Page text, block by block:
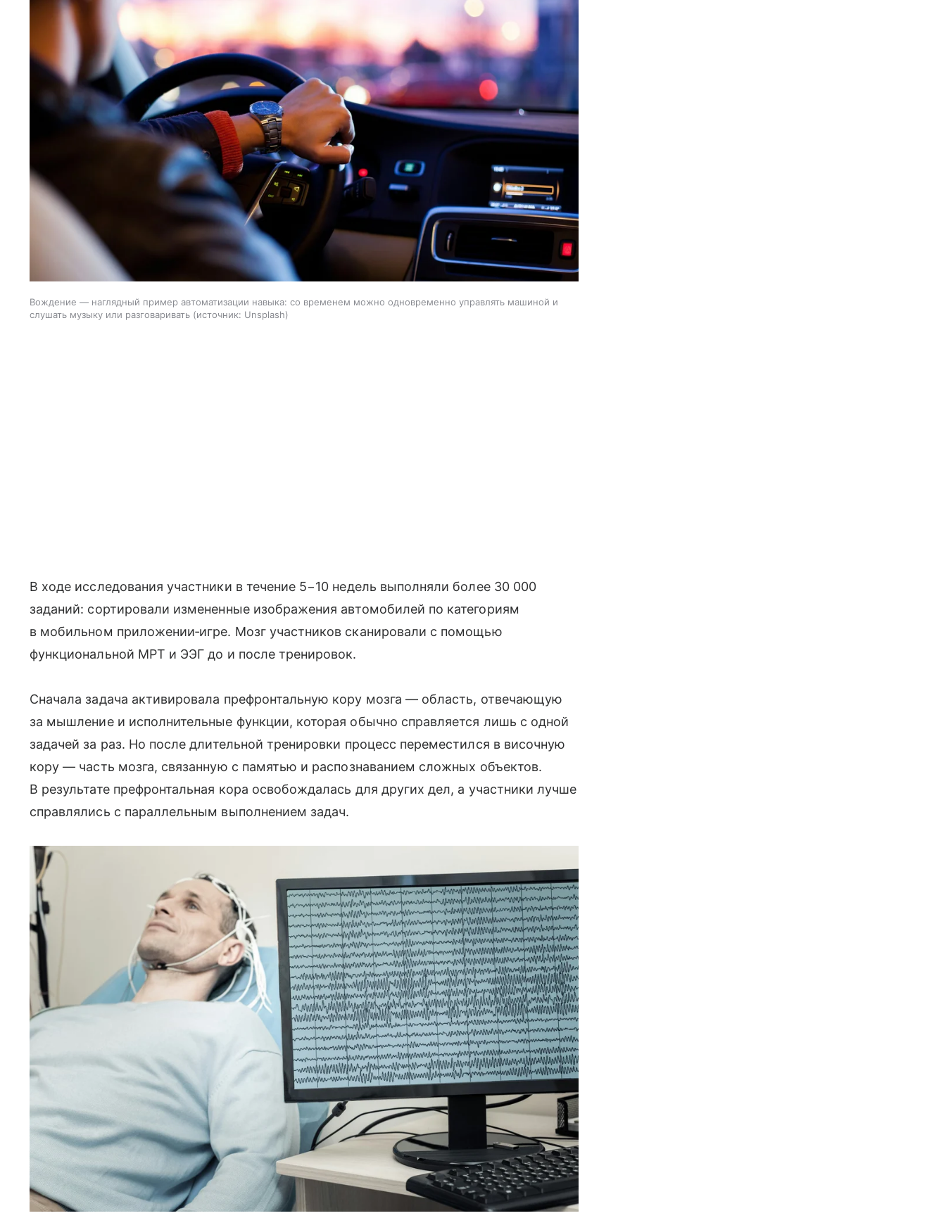
Вождение — наглядный пример автоматизации навыка: со временем можно одновременно управлять машиной и
слушать музыку или разговаривать
источник: Unsplash
В ходе исследования участники в течение 5−10 недель выполняли более 30 000
заданий: сортировали измененные изображения автомобилей по категориям
в мобильном приложении‑игре. Мозг участников сканировали с помощью
функциональной МРТ и ЭЭГ до и после тренировок.
Сначала задача активировала префронтальную кору мозга — область, отвечающую
за мышление и исполнительные функции, которая обычно справляется лишь с одной
задачей за раз. Но после длительной тренировки процесс переместился в височную
кору — часть мозга, связанную с памятью и распознаванием сложных объектов.
В результате префронтальная кора освобождалась для других дел, а участники лучше
справлялись с параллельным выполнением задач.